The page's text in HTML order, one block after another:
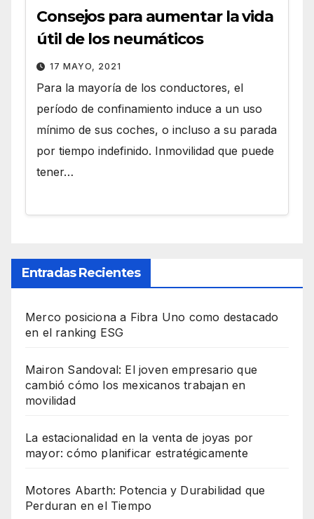
Consejos para aumentar la vida
útil de los neumáticos
17 MAYO, 2021
Para la mayoría de los conductores, el
período de confinamiento induce a un uso
mínimo de sus coches, o incluso a su parada
por tiempo indefinido. Inmovilidad que puede
tener…
Entradas Recientes
Merco posiciona a Fibra Uno como destacado
en el ranking ESG
Mairon Sandoval: El joven empresario que
cambió cómo los mexicanos trabajan en
movilidad
La estacionalidad en la venta de joyas por
mayor: cómo planificar estratégicamente
Motores Abarth: Potencia y Durabilidad que
Perduran en el Tiempo